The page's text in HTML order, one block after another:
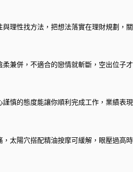
理性找方法，把想法落實在理財規劃，關
兼併，不適合的戀情就斬斷，空出位子才
慎的態度能讓你順利完成工作，業績表現
太陽穴搭配精油按摩可緩解，眼壓過高時